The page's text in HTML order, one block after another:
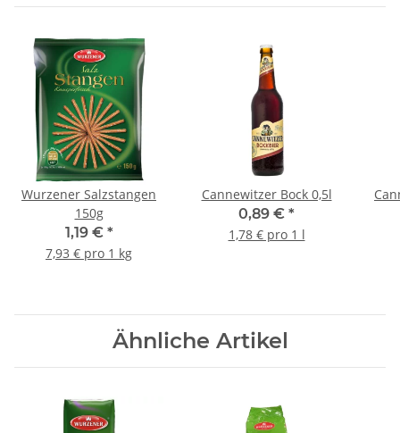
Wurzener Salzstangen
150g
1,19 € *
7,93 € pro 1 kg
Cannewitzer Bock 0,5l
0,89 € *
1,78 € pro 1 l
Ähnliche Artikel